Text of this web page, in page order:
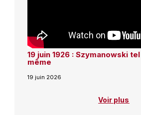
19 juin 1926 : Szymanowski tel
même
19 juin 2026
Voir plus